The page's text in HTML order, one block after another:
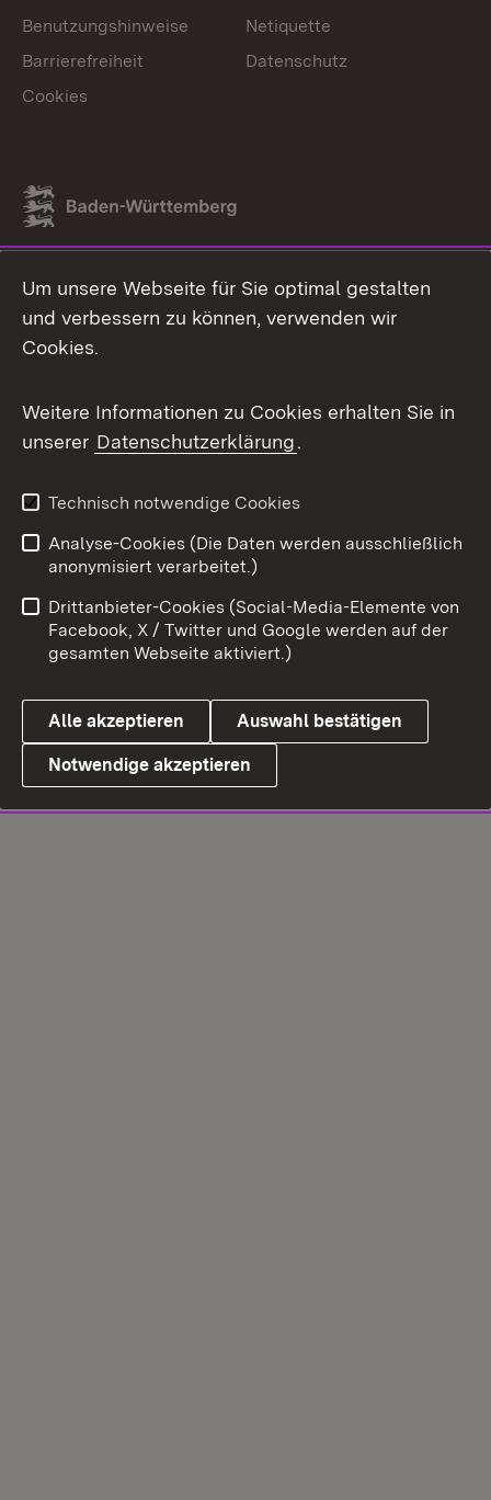
Link zum Landesportal
Benutzungshinweise
Netiquette
Barrierefreiheit
Datenschutz
Cookies
Um unsere Webseite für Sie optimal gestalten
und verbessern zu können, verwenden wir
Cookies.
Weitere Informationen zu Cookies erhalten Sie in
unserer Datenschutzerklärung.
Technisch notwendige Cookies
Analyse-Cookies (Die Daten werden ausschließlich
anonymisiert verarbeitet.)
Drittanbieter-Cookies (Social-Media-Elemente von
Facebook, X / Twitter und Google werden auf der
gesamten Webseite aktiviert.)
Alle akzeptieren Auswahl bestätigen
Notwendige akzeptieren